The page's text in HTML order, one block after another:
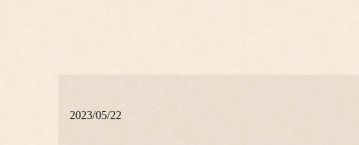
2023/05/22